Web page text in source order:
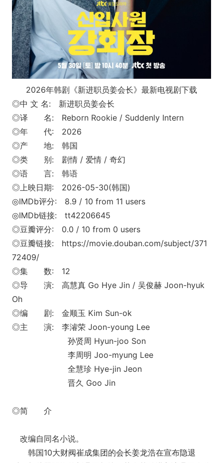
2026年韩剧《新进职员姜会长》最新电视剧下载
◎中 文 名: 新进职员姜会长
◎译 名: Reborn Rookie / Suddenly Intern
◎年 代: 2026
◎产 地: 韩国
◎类 别: 剧情 / 爱情 / 奇幻
◎语 言: 韩语
◎上映日期: 2026-05-30(韩国)
◎IMDb评分: 8.9 / 10 from 11 users
◎IMDb链接: tt42206645
◎豆瓣评分: 0.0 / 10 from 0 users
◎豆瓣链接: https://movie.douban.com/subject/371
72409/
◎集 数: 12
◎导 演: 高慧真 Go Hye Jin / 吴俊赫 Joon-hyuk
Oh
◎编 剧: 金顺玉 Kim Sun-ok
◎主 演: 李濬荣 Joon-young Lee
孙贤周 Hyun-joo Son
李周明 Joo-myung Lee
全慧珍 Hye-jin Jeon
晋久 Goo Jin
◎简 介
改编自同名小说。
韩国10大财阀崔成集团的会长姜龙浩在宣布隐退